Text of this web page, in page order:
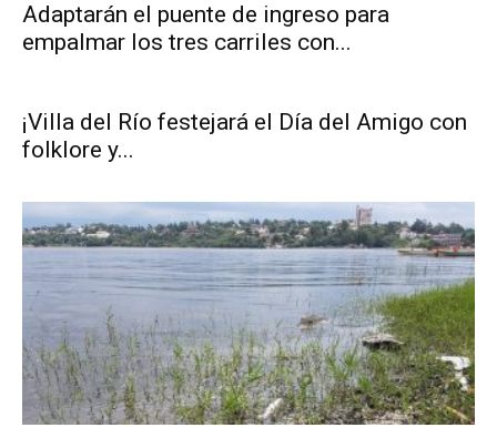
Adaptarán el puente de ingreso para
empalmar los tres carriles con...
¡Villa del Río festejará el Día del Amigo con
folklore y...